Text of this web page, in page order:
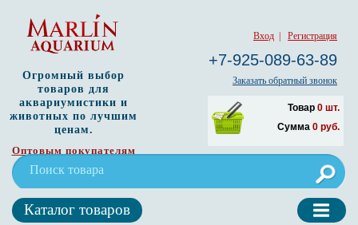
Вход Регистрация
+7-925-089-63-89
Заказать обратный звонок
Товар 0 шт.
Сумма 0 руб.
Огромный выбор
товаров для
аквариумистики и
животных по лучшим
ценам.
Оптовым покупателям
Каталог товаров